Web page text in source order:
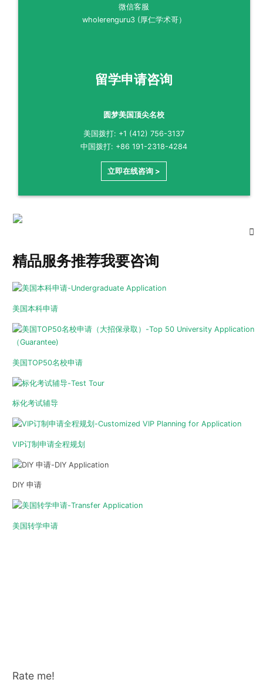
微信客服
wholerenguru3 (厚仁学术哥）
留学申请咨询
圆梦美国顶尖名校
美国拨打: +1 (412) 756-3137
中国拨打: +86 191-2318-4284
立即在线咨询 >
精品服务推荐我要咨询
美国本科申请
美国TOP50名校申请
标化考试辅导
VIP订制申请全程规划
DIY 申请
美国转学申请
Rate me!